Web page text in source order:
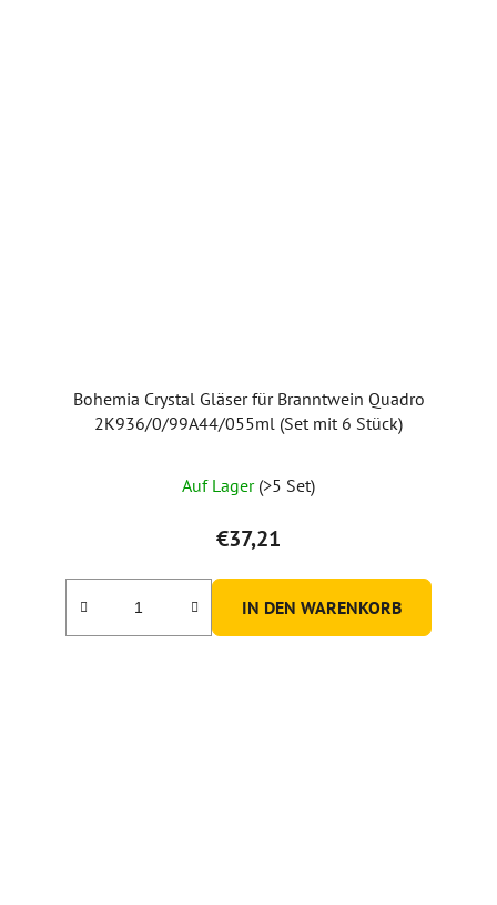
Bohemia Crystal Gläser für Branntwein Quadro
2K936/0/99A44/055ml (Set mit 6 Stück)
durchschnittliche
Produktbewertung
ist
5,0
von
Auf Lager (>5 Set)
€37,21
IN DEN WARENKORB